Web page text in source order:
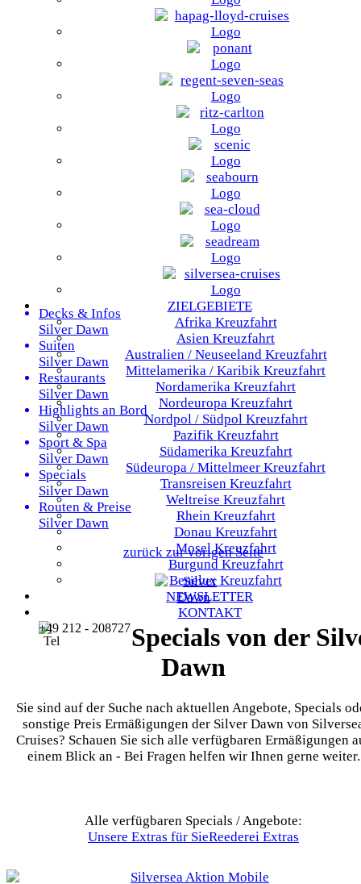
ZIELGEBIETE
Afrika Kreuzfahrt
Asien Kreuzfahrt
Australien / Neuseeland Kreuzfahrt
Mittelamerika / Karibik Kreuzfahrt
Nordamerika Kreuzfahrt
Nordeuropa Kreuzfahrt
Nordpol / Südpol Kreuzfahrt
Pazifik Kreuzfahrt
Südamerika Kreuzfahrt
Südeuropa / Mittelmeer Kreuzfahrt
Transreisen Kreuzfahrt
Weltreise Kreuzfahrt
Rhein Kreuzfahrt
Donau Kreuzfahrt
MoselKreuzfahrt
Burgund Kreuzfahrt
Benelux Kreuzfahrt
NEWSLETTER
KONTAKT
+49 212 - 208727
Decks & Infos
Silver Dawn
Suiten
Silver Dawn
Restaurants
Silver Dawn
Highlights an Bord
Silver Dawn
Sport & Spa
Silver Dawn
Specials
Silver Dawn
Routen & Preise
Silver Dawn
zurück zur vorigen Seite
Specials von der
Dawn
Sie sind auf der Suche nach aktuellen Angebote, Specials
sonstige Preis Ermäßigungen der Silver Dawn von
Cruises? Schauen Sie sich alle verfügbaren Ermäßigungen
einem Blick an - Bei Fragen helfen wir Ihnen gerne weiter.
Alle verfügbaren Specials / Angebote:
Unsere Extras für SieReederei Extras